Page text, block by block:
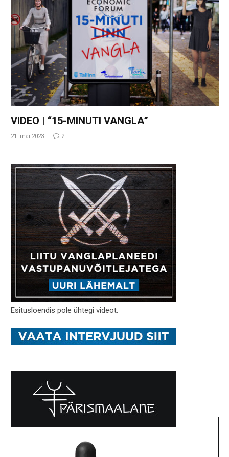
VIDEO | “15-MINUTI VANGLA”
21. mai 2023 2
Esitusloendis pole ühtegi videot.